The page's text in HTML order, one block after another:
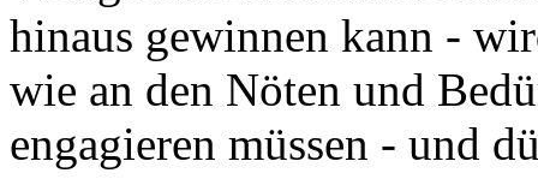
hinaus gewinnen kann -
wie an den Nöten und
engagieren müssen - und